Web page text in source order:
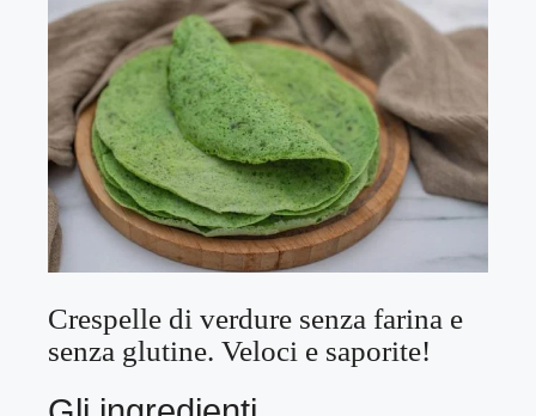
Crespelle di verdure senza farina e
senza glutine. Veloci e saporite!